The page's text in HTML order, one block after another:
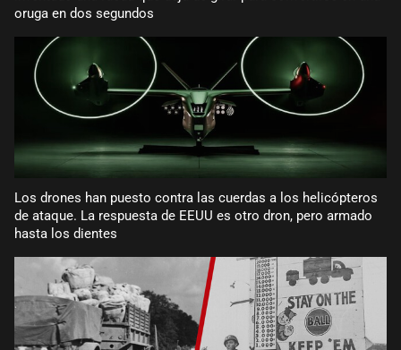
oruga en dos segundos
Los drones han puesto contra las cuerdas a los helicópteros
de ataque. La respuesta de EEUU es otro dron, pero armado
hasta los dientes